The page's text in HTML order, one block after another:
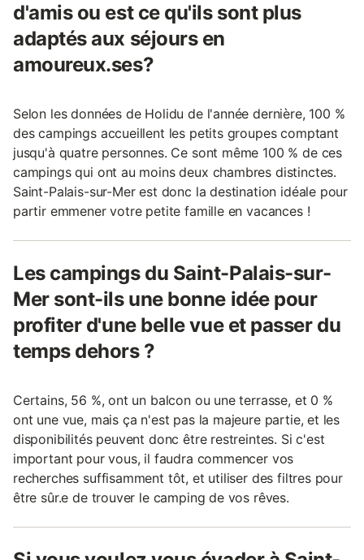
d'amis ou est ce qu'ils sont plus
adaptés aux séjours en
amoureux.ses?
Selon les données de Holidu de l'année dernière, 100 %
des campings accueillent les petits groupes comptant
jusqu'à quatre personnes. Ce sont même 100 % de ces
campings qui ont au moins deux chambres distinctes.
Saint-Palais-sur-Mer est donc la destination idéale pour
partir emmener votre petite famille en vacances !
Les campings du Saint-Palais-sur-
Mer sont-ils une bonne idée pour
profiter d'une belle vue et passer du
temps dehors ?
Certains, 56 %, ont un balcon ou une terrasse, et 0 %
ont une vue, mais ça n'est pas la majeure partie, et les
disponibilités peuvent donc être restreintes. Si c'est
important pour vous, il faudra commencer vos
recherches suffisamment tôt, et utiliser des filtres pour
être sûr.e de trouver le camping de vos rêves.